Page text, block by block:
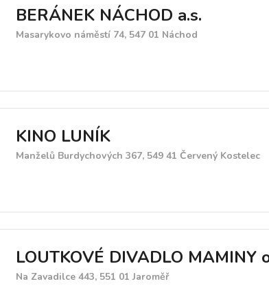
BERÁNEK NÁCHOD a.s.
Masarykovo náměstí 74, 547 01 Náchod
KINO LUNÍK
Manželů Burdychových 367, 549 41 Červený Kostelec
LOUTKOVÉ DIVADLO MAMINY
Na Zavadilce 443, 551 01 Jaroměř